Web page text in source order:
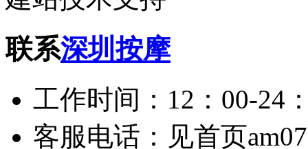
联系深圳按摩
工作时间：12：00-24
客服电话：见首页